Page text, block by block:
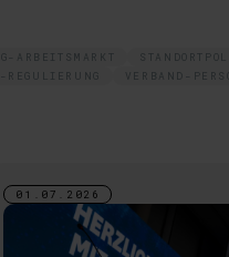
ARBEITSMARKT
REGULIERUNG VERBAND-
01.07.2026